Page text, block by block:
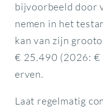
bijvoorbeeld door
nemen in het
kan van zijn
€ 25.490 (2026:
erven.
Laat regelmatig